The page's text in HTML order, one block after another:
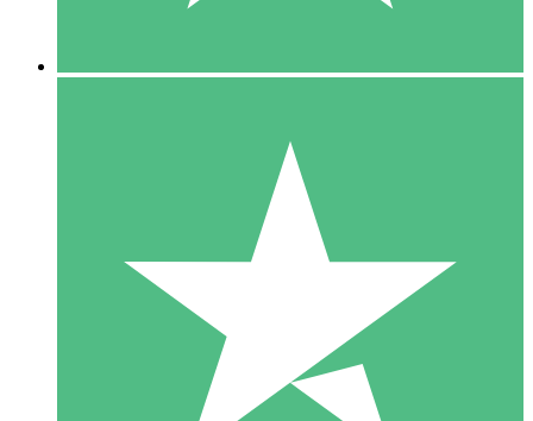
10 Downloaden
20 00